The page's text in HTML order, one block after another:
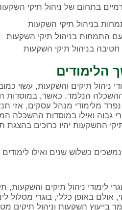
בתחום של ניהול תיקי
בניהול תיקי השקעות
התמחות בניהול תיקי השקעות
בניהול תיקי השקעות
הלימודים
ניהול תיקים והשקעות, עשוי
הנלמד. כאשר, במוסדות
מלימודי מנהל עסקים, אזי
גבוה ואילו במוסדות ההשכלה
כשלוש שנים ואילו
לימודי ניהול תיקים והשקעות,
אולם באופן כללי, בוגרי מסלול
בייעוץ השקעות וניהול תיקים